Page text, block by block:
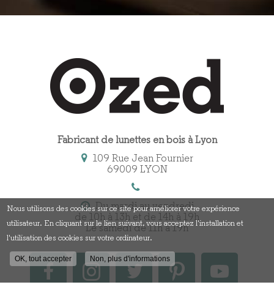
Fabricant de lunettes en bois à Lyon
109 Rue Jean Fournier
69009 LYON
Du mardi au vendredi
de 10h à 13h et de 14h à 19h
Le samedi de 11h à 19h
Nous utilisons des cookies sur ce site pour améliorer votre expérience
utilisateur. En cliquant sur le lien suivant, vous acceptez l'installation et
l'utilisation des cookies sur votre ordinateur.
OK, tout accepter Non, plus d'informations